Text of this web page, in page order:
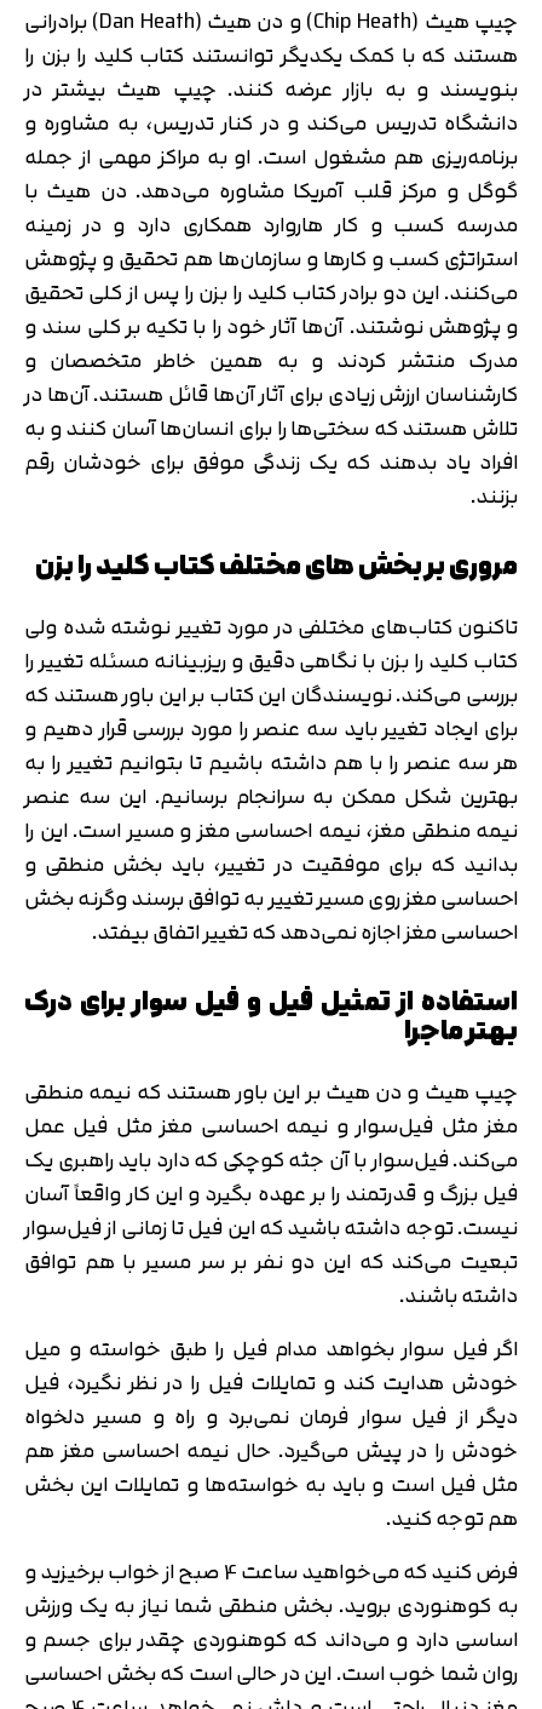
چیپ هیث (Chip Heath) و دن هیث (Dan Heath) برادرانی
هستند که با کمک یکدیگر توانستند کتاب کلید را بزن را
بنویسند و به بازار عرضه کنند. چیپ هیث بیشتر در
دانشگاه تدریس می‌کند و در کنار تدریس، به مشاوره و
برنامه‌ریزی هم مشغول است. او به مراکز مهمی از جمله
گوگل و مرکز قلب آمریکا مشاوره می‌دهد. دن هیث با
مدرسه کسب و کار هاروارد همکاری دارد و در زمینه
استراتژی کسب و کارها و سازمان‌ها هم تحقیق و پژوهش
می‌کنند. این دو برادر کتاب کلید را بزن را پس از کلی تحقیق
و پژوهش نوشتند. آن‌ها آثار خود را با تکیه بر کلی سند و
مدرک منتشر کردند و به همین خاطر متخصصان و
کارشناسان ارزش زیادی برای آثار آن‌ها قائل هستند. آن‌ها در
تلاش هستند که سختی‌ها را برای انسان‌ها آسان کنند و به
افراد یاد بدهند که یک زندگی موفق برای خودشان رقم
بزنند.
مروری بر بخش های مختلف کتاب کلید را بزن
تاکنون کتاب‌های مختلفی در مورد تغییر نوشته شده ولی
کتاب کلید را بزن با نگاهی دقیق و ریزبینانه مسئله تغییر را
بررسی می‌کند. نویسندگان این کتاب بر این باور هستند که
برای ایجاد تغییر باید سه عنصر را مورد بررسی قرار دهیم و
هر سه عنصر را با هم داشته باشیم تا بتوانیم تغییر را به
بهترین شکل ممکن به سرانجام برسانیم. این سه عنصر
نیمه منطقی مغز، نیمه احساسی مغز و مسیر است. این را
بدانید که برای موفقیت در تغییر، باید بخش منطقی و
احساسی مغز روی مسیر تغییر به توافق برسند وگرنه بخش
احساسی مغز اجازه نمی‌دهد که تغییر اتفاق بیفتد.
استفاده از تمثیل فیل و فیل سوار برای درک
بهتر ماجرا
چیپ هیث و دن هیث بر این باور هستند که نیمه منطقی
مغز مثل فیل‌سوار و نیمه احساسی مغز مثل فیل عمل
می‌کند. فیل‌سوار با آن جثه کوچکی که دارد باید راهبری یک
فیل بزرگ و قدرتمند را بر عهده بگیرد و این کار واقعاً آسان
نیست. توجه داشته باشید که این فیل تا زمانی از فیل‌سوار
تبعیت می‌کند که این دو نفر بر سر مسیر با هم توافق
داشته باشند.
اگر فیل سوار بخواهد مدام فیل را طبق خواسته و میل
خودش هدایت کند و تمایلات فیل را در نظر نگیرد، فیل
دیگر از فیل سوار فرمان نمی‌برد و راه و مسیر دلخواه
خودش را در پیش می‌گیرد. حال نیمه احساسی مغز هم
مثل فیل است و باید به خواسته‌ها و تمایلات این بخش
هم توجه کنید.
فرض کنید که می‌خواهید ساعت 4 صبح از خواب برخیزید و
به کوهنوردی بروید. بخش منطقی شما نیاز به یک ورزش
اساسی دارد و می‌داند که کوهنوردی چقدر برای جسم و
روان شما خوب است. این در حالی است که بخش احساسی